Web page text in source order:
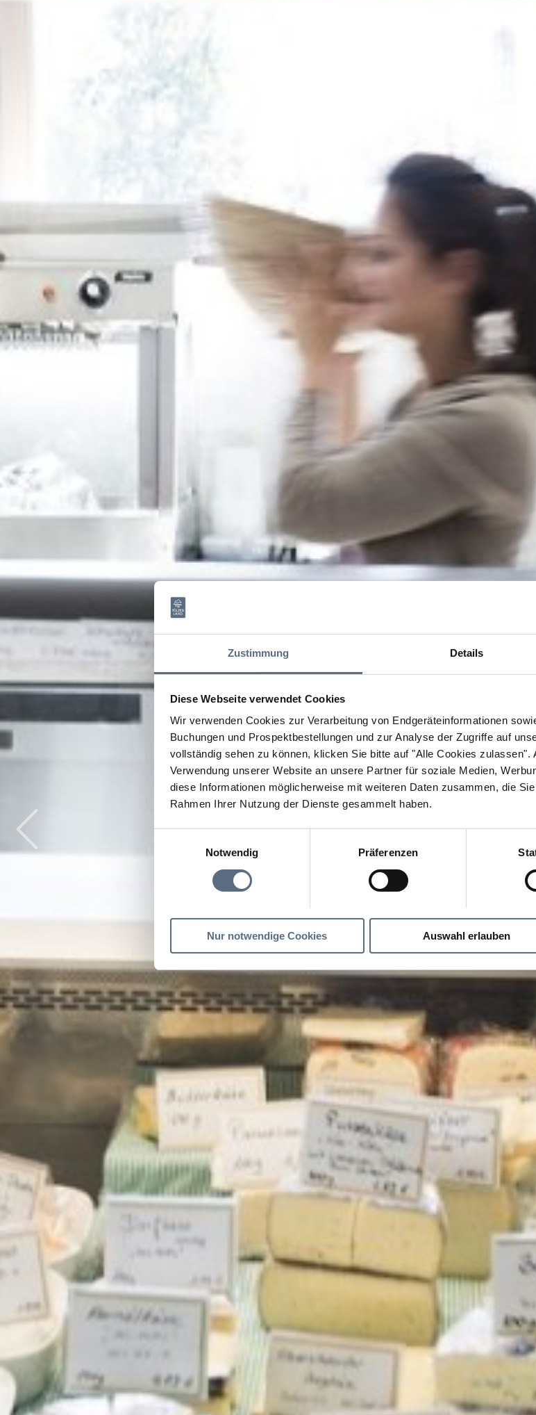
Zustimmung Details
Diese Webseite verwendet Cookies
Wir verwenden Cookies zur Verarbeitung von Endgeräteinformationen
Buchungen und Prospektbestellungen und zur Analyse der Zugriffe auf
vollständig sehen zu können, klicken Sie bitte auf "Alle Cookies zulassen".
Verwendung unserer Website an unsere Partner für soziale Medien,
diese Informationen möglicherweise mit weiteren Daten zusammen, die
Rahmen Ihrer Nutzung der Dienste gesammelt haben.
Notwendig
Präferenzen
Nur notwendige Cookies Auswahl erlauben